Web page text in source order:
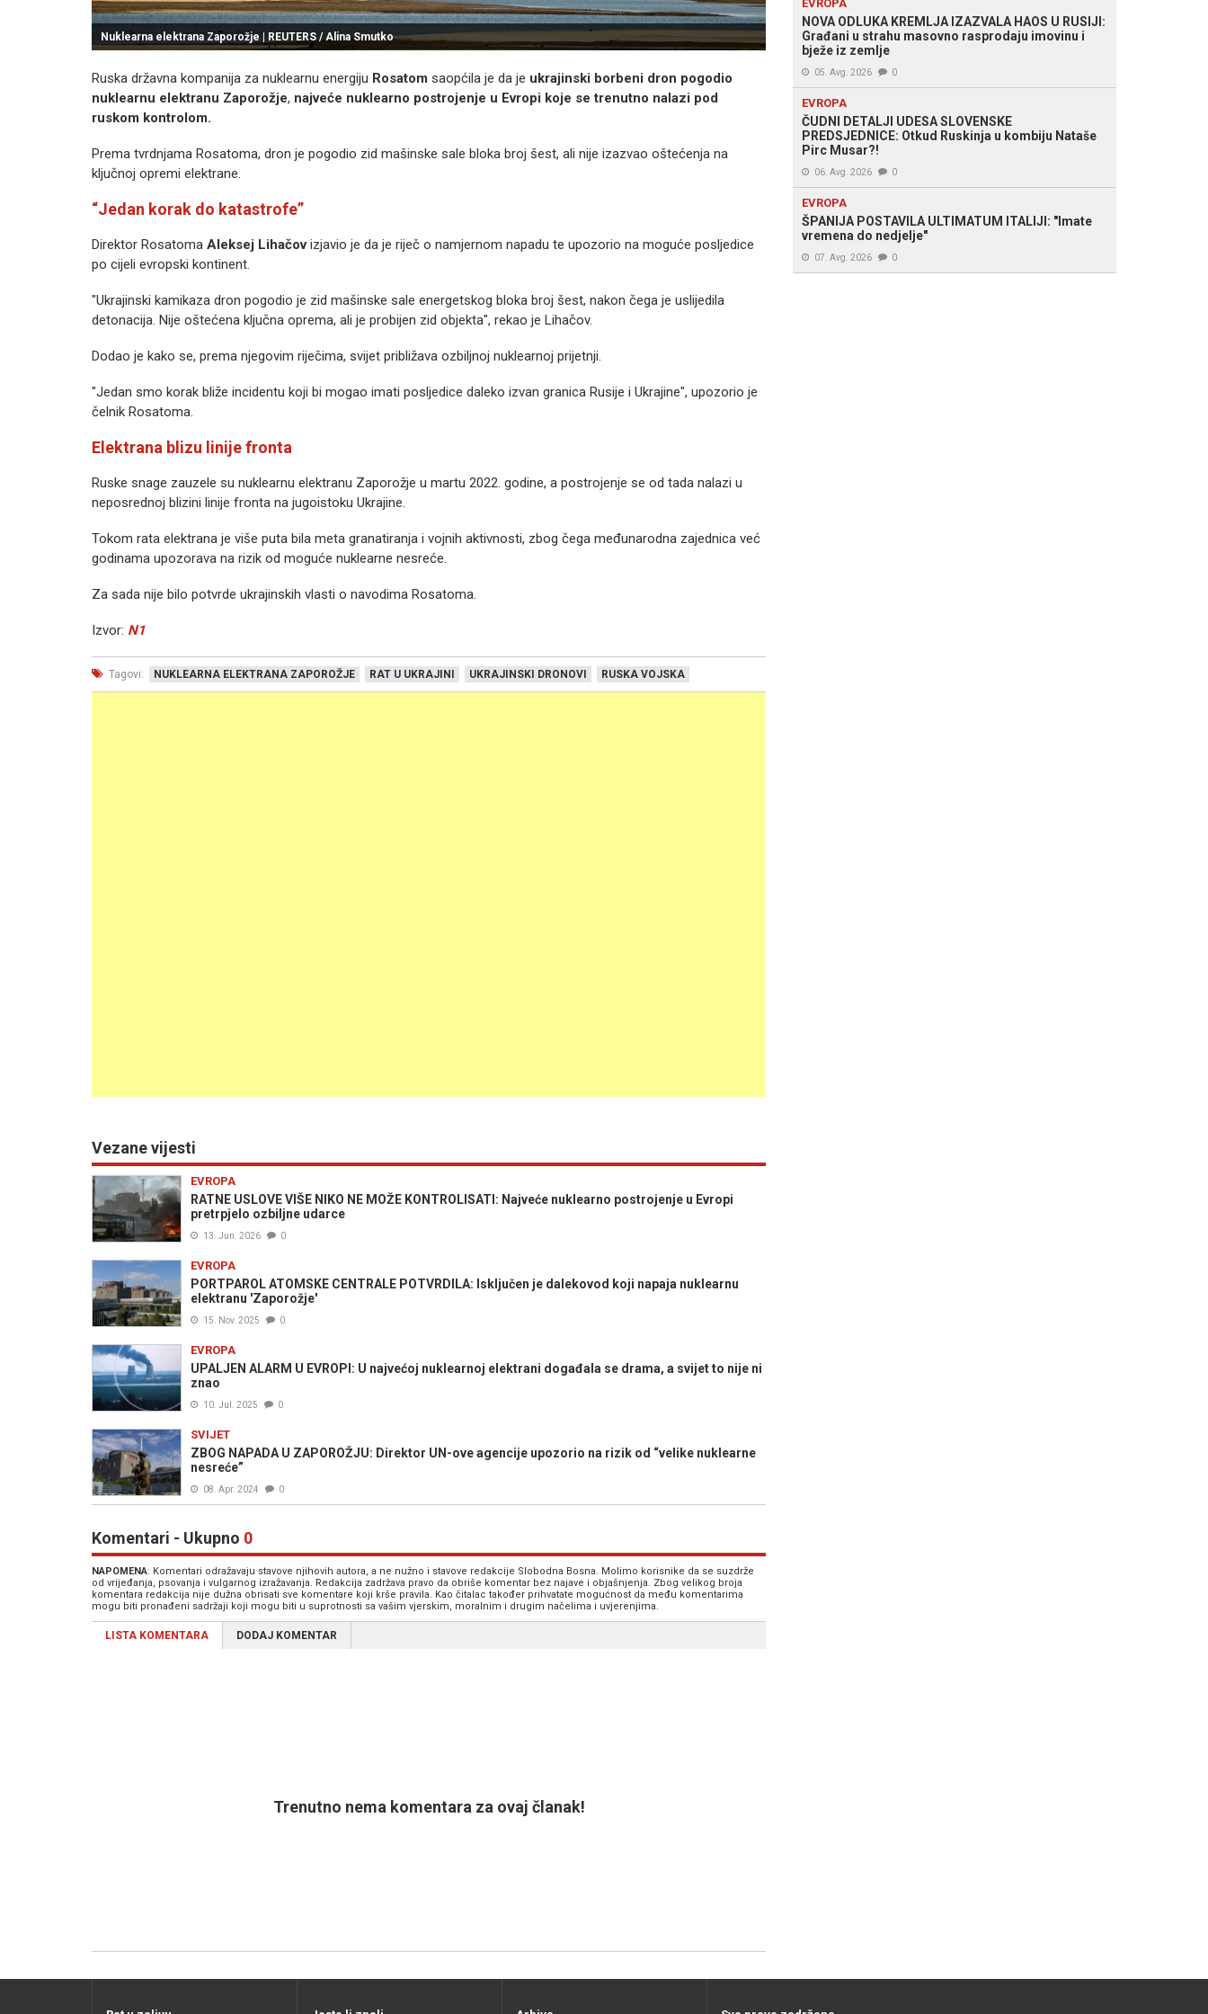
Nuklearna elektrana Zaporožje | REUTERS / Alina Smutko
Ruska državna kompanija za nuklearnu energiju Rosatom saopćila je da je ukrajinski borbeni dron pogodio
nuklearnu elektranu Zaporožje, najveće nuklearno postrojenje u Evropi koje se trenutno nalazi pod
ruskom kontrolom.
Prema tvrdnjama Rosatoma, dron je pogodio zid mašinske sale bloka broj šest, ali nije izazvao oštećenja na
ključnoj opremi elektrane.
“Jedan korak do katastrofe”
Direktor Rosatoma Aleksej Lihačovizjavio je da je riječ o namjernom napadu te upozorio na moguće posljedice
po cijeli evropski kontinent.
"Ukrajinski kamikaza dron pogodio je zid mašinske sale energetskog bloka broj šest, nakon čega je uslijedila
detonacija. Nije oštećena ključna oprema, ali je probijen zid objekta", rekao je Lihačov.
Dodao je kako se, prema njegovim riječima, svijet približava ozbiljnoj nuklearnoj prijetnji.
"Jedan smo korak bliže incidentu koji bi mogao imati posljedice daleko izvan granica Rusije i Ukrajine", upozorio je
čelnik Rosatoma.
Elektrana blizu linije fronta
Ruske snage zauzele su nuklearnu elektranu Zaporožje u martu 2022. godine, a postrojenje se od tada nalazi u
neposrednoj blizini linije fronta na jugoistoku Ukrajine.
Tokom rata elektrana je više puta bila meta granatiranja i vojnih aktivnosti, zbog čega međunarodna zajednica već
godinama upozorava na rizik od moguće nuklearne nesreće.
Za sada nije bilo potvrde ukrajinskih vlasti o navodima Rosatoma.
Izvor: N1
Tagovi: NUKLEARNA ELEKTRANA ZAPOROŽJE RAT U UKRAJINI UKRAJINSKI DRONOVI RUSKA VOJSKA
Vezane vijesti
EVROPA
RATNE USLOVE VIŠE NIKO NE MOŽE KONTROLISATI: Najveće nuklearno postrojenje u Evropi
pretrpjelo ozbiljne udarce
13. Jun. 2026 0
EVROPA
PORTPAROL ATOMSKE CENTRALE POTVRDILA: Isključen je dalekovod koji napaja nuklearnu
elektranu 'Zaporožje'
15. Nov. 2025 0
EVROPA
UPALJEN ALARM U EVROPI: U najvećoj nuklearnoj elektrani događala se drama, a svijet to nije ni
znao
10. Jul. 2025 0
SVIJET
ZBOG NAPADA U ZAPOROŽJU: Direktor UN-ove agencije upozorio na rizik od “velike nuklearne
nesreće”
08. Apr. 2024 0
Komentari - Ukupno 0
NAPOMENA: Komentari odražavaju stavove njihovih autora, a ne nužno i stavove redakcije Slobodna Bosna. Molimo korisnike da se suzdrže
od vrijeđanja, psovanja i vulgarnog izražavanja. Redakcija zadržava pravo da obriše komentar bez najave i objašnjenja. Zbog velikog broja
komentara redakcija nije dužna obrisati sve komentare koji krše pravila. Kao čitalac također prihvatate mogućnost da među komentarima
mogu biti pronađeni sadržaji koji mogu biti u suprotnosti sa vašim vjerskim, moralnim i drugim načelima i uvjerenjima.
LISTA KOMENTARA DODAJ KOMENTAR
Trenutno nema komentara za ovaj članak!
EVROPA
NOVA ODLUKA KREMLJA IZAZVALA HAOS U RUSIJI:
Građani u strahu masovno rasprodaju imovinu i
bježe iz zemlje
05. Avg. 2026 0
EVROPA
ČUDNI DETALJI UDESA SLOVENSKE
PREDSJEDNICE: Otkud Ruskinja u kombiju Nataše
Pirc Musar?!
06. Avg. 2026 0
EVROPA
ŠPANIJA POSTAVILA ULTIMATUM ITALIJI: "Imate
vremena do nedjelje"
07. Avg. 2026 0